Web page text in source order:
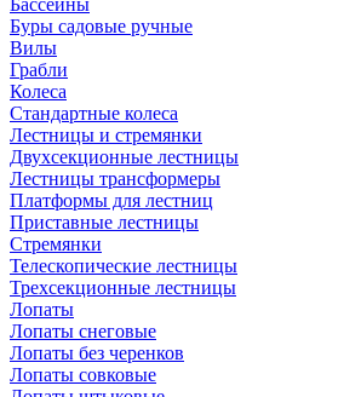
Бассейны
Буры садовые ручные
Вилы
Грабли
Колеса
Стандартные колеса
Лестницы и стремянки
Двухсекционные лестницы
Лестницы трансформеры
Платформы для лестниц
Приставные лестницы
Стремянки
Телескопические лестницы
Трехсекционные лестницы
Лопаты
Лопаты снеговые
Лопаты без черенков
Лопаты совковые